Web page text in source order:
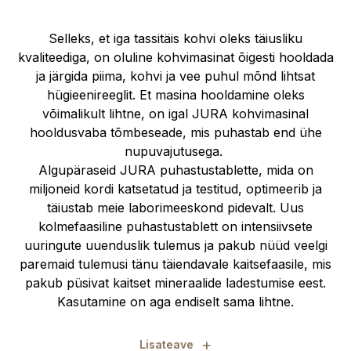
Selleks, et iga tassitäis kohvi oleks täiusliku
kvaliteediga, on oluline kohvimasinat õigesti hooldada
ja järgida piima, kohvi ja vee puhul mõnd lihtsat
hügieenireeglit. Et masina hooldamine oleks
võimalikult lihtne, on igal JURA kohvimasinal
hooldusvaba tõmbeseade, mis puhastab end ühe
nupuvajutusega.
Algupäraseid JURA puhastustablette, mida on
miljoneid kordi katsetatud ja testitud, optimeerib ja
täiustab meie laborimeeskond pidevalt. Uus
kolmefaasiline puhastustablett on intensiivsete
uuringute uuenduslik tulemus ja pakub nüüd veelgi
paremaid tulemusi tänu täiendavale kaitsefaasile, mis
pakub püsivat kaitset mineraalide ladestumise eest.
Kasutamine on aga endiselt sama lihtne.
Lisateave +